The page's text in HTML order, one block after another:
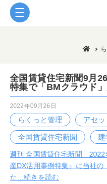
全国賃貸住宅新聞9月
特集で「BMクラウド
2022年09月26日
らくっと管理 アセ
全国賃貸住宅新聞 建
週刊 全国賃貸住宅新聞
産DX活用事例特集』に当社の
た…続きを読む